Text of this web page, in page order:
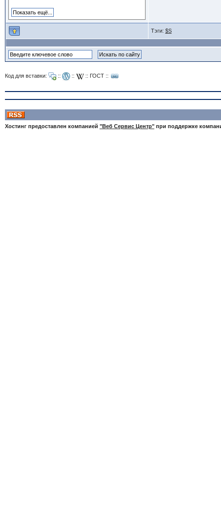
Тэги: $S
Код для вставки: :: :: :: ГОСТ::
Хостинг предоставлен компанией "Веб Сервис Центр"при поддержке